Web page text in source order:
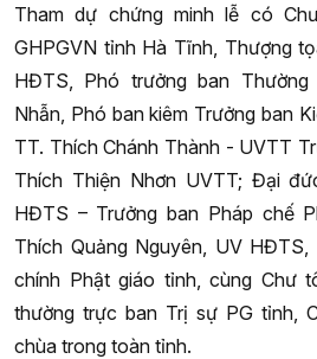
Tham dự chứng minh lễ có
GHPGVN tỉnh Hà Tĩnh, Thượng
HĐTS, Phó trưởng ban
Nhẫn, Phó ban kiêm Trưởng ban
TT. Thích Chánh Thành - UVTT
Thích Thiện Nhơn UVTT; Đại
HĐTS – Trưởng ban Pháp chế
Thích Quảng Nguyên, UV
chính Phật giáo tỉnh, cùng Chư
thường trực ban Trị sự PG tỉnh,
chùa trong toàn tỉnh.